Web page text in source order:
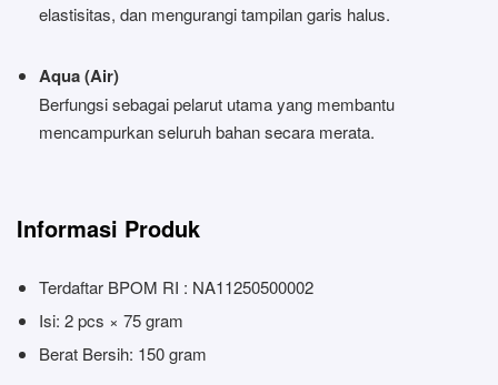
elastisitas, dan mengurangi tampilan garis halus.
Aqua (Air)
Berfungsi sebagai pelarut utama yang membantu
mencampurkan seluruh bahan secara merata.
Informasi Produk
Terdaftar BPOM RI : NA11250500002
Isi: 2 pcs × 75 gram
Berat Bersih: 150 gram